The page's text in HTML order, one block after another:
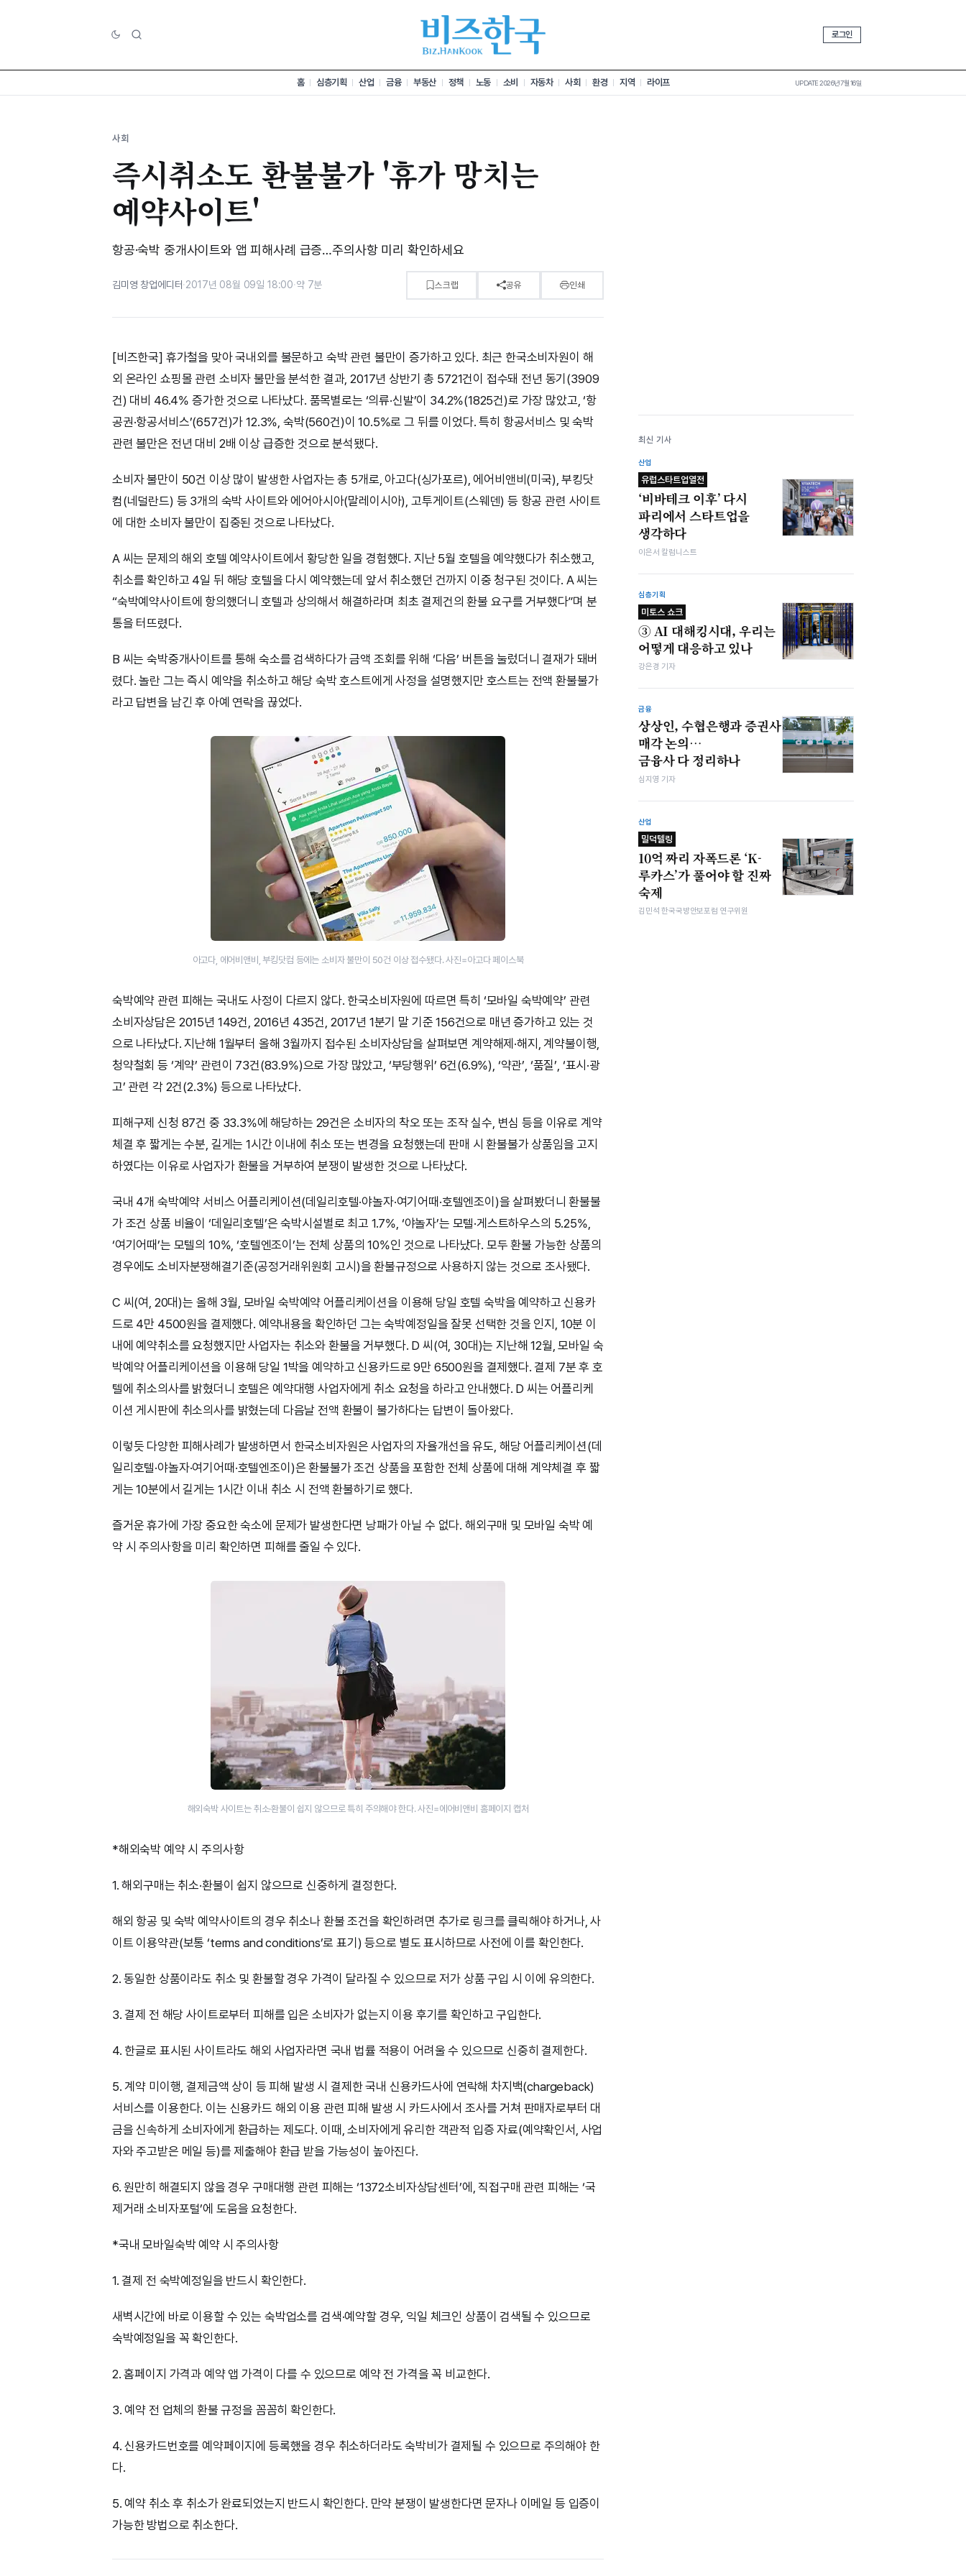
로그인
홈 심층기획 산업 금융 부동산 정책 노동 소비 자동차 사회 환경 지역 라이프 UPDATE 2026년 7월 16일
사회
즉시취소도 환불불가 '휴가 망치는
예약사이트'
항공·숙박 중개사이트와 앱 피해사례 급증…주의사항 미리 확인하세요
김미영 창업에디터·2017년 08월 09일 18:00·약 7분 스크랩 공유 인쇄
[비즈한국] 휴가철을 맞아 국내외를 불문하고 숙박 관련 불만이 증가하고 있다. 최근 한국소비자원이 해
외 온라인 쇼핑몰 관련 소비자 불만을 분석한 결과, 2017년 상반기 총 5721건이 접수돼 전년 동기(3909
건) 대비 46.4% 증가한 것으로 나타났다. 품목별로는 ‘의류·신발’이 34.2%(1825건)로 가장 많았고, ‘항
공권·항공서비스’(657건)가 12.3%, 숙박(560건)이 10.5%로 그 뒤를 이었다. 특히 항공서비스 및 숙박
관련 불만은 전년 대비 2배 이상 급증한 것으로 분석됐다.
소비자 불만이 50건 이상 많이 발생한 사업자는 총 5개로, 아고다(싱가포르), 에어비앤비(미국), 부킹닷
컴(네덜란드) 등 3개의 숙박 사이트와 에어아시아(말레이시아), 고투게이트(스웨덴) 등 항공 관련 사이트
에 대한 소비자 불만이 집중된 것으로 나타났다.
A 씨는 문제의 해외 호텔 예약사이트에서 황당한 일을 경험했다. 지난 5월 호텔을 예약했다가 취소했고,
취소를 확인하고 4일 뒤 해당 호텔을 다시 예약했는데 앞서 취소했던 건까지 이중 청구된 것이다. A 씨는
“숙박예약사이트에 항의했더니 호텔과 상의해서 해결하라며 최초 결제건의 환불 요구를 거부했다”며 분
통을 터뜨렸다.
B 씨는 숙박중개사이트를 통해 숙소를 검색하다가 금액 조회를 위해 ‘다음’ 버튼을 눌렀더니 결재가 돼버
렸다. 놀란 그는 즉시 예약을 취소하고 해당 숙박 호스트에게 사정을 설명했지만 호스트는 전액 환불불가
라고 답변을 남긴 후 아예 연락을 끊었다.
아고다, 에어비앤비, 부킹닷컴 등에는 소비자 불만이 50건 이상 접수됐다. 사진=아고다 페이스북
숙박예약 관련 피해는 국내도 사정이 다르지 않다. 한국소비자원에 따르면 특히 ‘모바일 숙박예약’ 관련
소비자상담은 2015년 149건, 2016년 435건, 2017년 1분기 말 기준 156건으로 매년 증가하고 있는 것
으로 나타났다. 지난해 1월부터 올해 3월까지 접수된 소비자상담을 살펴보면 계약해제·해지, 계약불이행,
청약철회 등 ‘계약’ 관련이 73건(83.9%)으로 가장 많았고, ‘부당행위’ 6건(6.9%), ‘약관’, ‘품질’, ‘표시·광
고’ 관련 각 2건(2.3%) 등으로 나타났다.
피해구제 신청 87건 중 33.3%에 해당하는 29건은 소비자의 착오 또는 조작 실수, 변심 등을 이유로 계약
체결 후 짧게는 수분, 길게는 1시간 이내에 취소 또는 변경을 요청했는데 판매 시 환불불가 상품임을 고지
하였다는 이유로 사업자가 환불을 거부하여 분쟁이 발생한 것으로 나타났다.
국내 4개 숙박예약 서비스 어플리케이션(데일리호텔·야놀자·여기어때·호텔엔조이)을 살펴봤더니 환불불
가 조건 상품 비율이 ‘데일리호텔’은 숙박시설별로 최고 1.7%, ‘야놀자’는 모텔·게스트하우스의 5.25%,
‘여기어때’는 모텔의 10%, ‘호텔엔조이’는 전체 상품의 10%인 것으로 나타났다. 모두 환불 가능한 상품의
경우에도 소비자분쟁해결기준(공정거래위원회 고시)을 환불규정으로 사용하지 않는 것으로 조사됐다.
C 씨(여, 20대)는 올해 3월, 모바일 숙박예약 어플리케이션을 이용해 당일 호텔 숙박을 예약하고 신용카
드로 4만 4500원을 결제했다. 예약내용을 확인하던 그는 숙박예정일을 잘못 선택한 것을 인지, 10분 이
내에 예약취소를 요청했지만 사업자는 취소와 환불을 거부했다. D 씨(여, 30대)는 지난해 12월, 모바일 숙
박예약 어플리케이션을 이용해 당일 1박을 예약하고 신용카드로 9만 6500원을 결제했다. 결제 7분 후 호
텔에 취소의사를 밝혔더니 호텔은 예약대행 사업자에게 취소 요청을 하라고 안내했다. D 씨는 어플리케
이션 게시판에 취소의사를 밝혔는데 다음날 전액 환불이 불가하다는 답변이 돌아왔다.
이렇듯 다양한 피해사례가 발생하면서 한국소비자원은 사업자의 자율개선을 유도, 해당 어플리케이션(데
일리호텔·야놀자·여기어때·호텔엔조이)은 환불불가 조건 상품을 포함한 전체 상품에 대해 계약체결 후 짧
게는 10분에서 길게는 1시간 이내 취소 시 전액 환불하기로 했다.
즐거운 휴가에 가장 중요한 숙소에 문제가 발생한다면 낭패가 아닐 수 없다. 해외구매 및 모바일 숙박 예
약 시 주의사항을 미리 확인하면 피해를 줄일 수 있다.
해외숙박 사이트는 취소·환불이 쉽지 않으므로 특히 주의해야 한다. 사진=에어비앤비 홈페이지 캡처
*해외숙박 예약 시 주의사항
1. 해외구매는 취소·환불이 쉽지 않으므로 신중하게 결정한다.
해외 항공 및 숙박 예약사이트의 경우 취소나 환불 조건을 확인하려면 추가로 링크를 클릭해야 하거나, 사
이트 이용약관(보통 ‘terms and conditions’로 표기) 등으로 별도 표시하므로 사전에 이를 확인한다.
2. 동일한 상품이라도 취소 및 환불할 경우 가격이 달라질 수 있으므로 저가 상품 구입 시 이에 유의한다.
3. 결제 전 해당 사이트로부터 피해를 입은 소비자가 없는지 이용 후기를 확인하고 구입한다.
4. 한글로 표시된 사이트라도 해외 사업자라면 국내 법률 적용이 어려울 수 있으므로 신중히 결제한다.
5. 계약 미이행, 결제금액 상이 등 피해 발생 시 결제한 국내 신용카드사에 연락해 차지백(chargeback)
서비스를 이용한다. 이는 신용카드 해외 이용 관련 피해 발생 시 카드사에서 조사를 거쳐 판매자로부터 대
금을 신속하게 소비자에게 환급하는 제도다. 이때, 소비자에게 유리한 객관적 입증 자료(예약확인서, 사업
자와 주고받은 메일 등)를 제출해야 환급 받을 가능성이 높아진다.
6. 원만히 해결되지 않을 경우 구매대행 관련 피해는 ‘1372소비자상담센터’에, 직접구매 관련 피해는 ‘국
제거래 소비자포털’에 도움을 요청한다.
*국내 모바일숙박 예약 시 주의사항
1. 결제 전 숙박예정일을 반드시 확인한다.
새벽시간에 바로 이용할 수 있는 숙박업소를 검색·예약할 경우, 익일 체크인 상품이 검색될 수 있으므로
숙박예정일을 꼭 확인한다.
2. 홈페이지 가격과 예약 앱 가격이 다를 수 있으므로 예약 전 가격을 꼭 비교한다.
3. 예약 전 업체의 환불 규정을 꼼꼼히 확인한다.
4. 신용카드번호를 예약페이지에 등록했을 경우 취소하더라도 숙박비가 결제될 수 있으므로 주의해야 한
다.
5. 예약 취소 후 취소가 완료되었는지 반드시 확인한다. 만약 분쟁이 발생한다면 문자나 이메일 등 입증이
가능한 방법으로 취소한다.
최신 기사
산업
유럽스타트업열전
‘비바테크 이후’ 다시
파리에서 스타트업을
생각하다
이은서 칼럼니스트
심층기획
미토스 쇼크
③ AI 대해킹시대, 우리는
어떻게 대응하고 있나
강은경 기자
금융
상상인, 수협은행과 증권사
매각 논의…
금융사 다 정리하나
심지영 기자
산업
밀덕텔링
10억 짜리 자폭드론 ‘K-
루카스’가 풀어야 할 진짜
숙제
김민석 한국국방안보포럼 연구위원